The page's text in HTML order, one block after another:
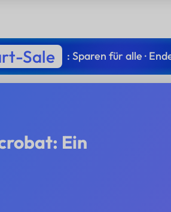
Sale : Sparen für alle ·
Ein